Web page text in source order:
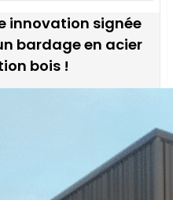
innovation signée
bardage en acier
bois !